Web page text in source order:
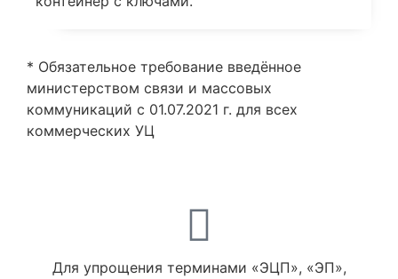
* Обязательное требование введённое
министерством связи и массовых
коммуникаций с 01.07.2021 г. для всех
коммерческих УЦ
Для упрощения терминами «ЭЦП», «ЭП»,